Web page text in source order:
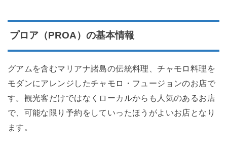
プロア（PROA）の基本情報
グアムを含むマリアナ諸島の伝統料理、チャモロ料理を
モダンにアレンジしたチャモロ・フュージョンのお店で
す。観光客だけではなくローカルからも人気のあるお店
で、可能な限り予約をしていったほうがよいお店となり
ます。